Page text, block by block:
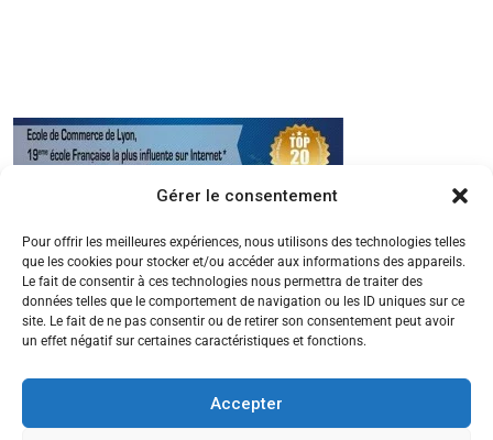
Gérer le consentement
Pour offrir les meilleures expériences, nous utilisons des technologies telles
que les cookies pour stocker et/ou accéder aux informations des appareils.
Le fait de consentir à ces technologies nous permettra de traiter des
données telles que le comportement de navigation ou les ID uniques sur ce
site. Le fait de ne pas consentir ou de retirer son consentement peut avoir
un effet négatif sur certaines caractéristiques et fonctions.
Accepter